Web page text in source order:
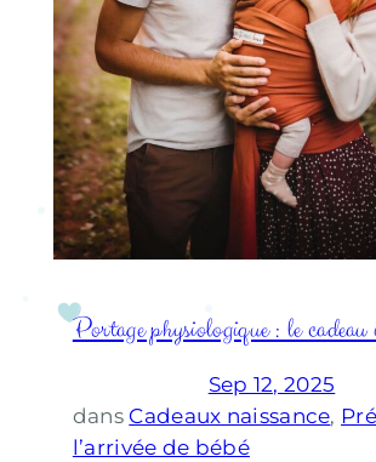
Portage physiologique : le
Sep 12, 2025
dans Cadeaux naissance,
l’arrivée de bébé